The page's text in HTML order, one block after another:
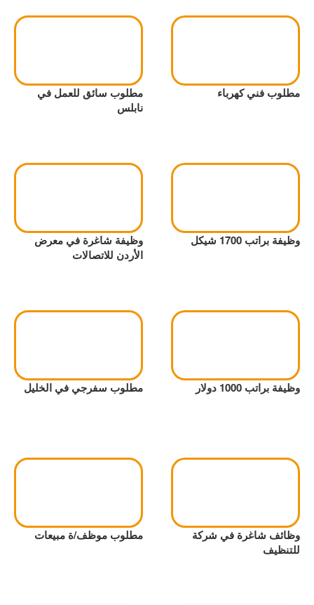
مطلوب فني كهرباء
مطلوب سائق للعمل في
نابلس
وظيفة براتب 1700 شيكل
وظيفة شاغرة في معرض
الأردن للاتصالات
وظيفة براتب 1000 دولار مطلوب سفرجي في الخليل
وظائف شاغرة في شركة
للتنظيف
مطلوب موظف/ة مبيعات